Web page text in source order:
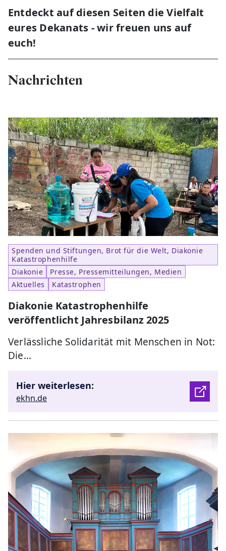
Entdeckt auf diesen Seiten die Vielfalt
eures Dekanats - wir freuen uns auf
euch!
Nachrichten
Spenden und Stiftungen, Brot für die Welt, Diakonie
Katastrophenhilfe
Diakonie
Presse, Pressemitteilungen, Medien
Aktuelles
Katastrophen
Diakonie Katastrophenhilfe
veröffentlicht Jahresbilanz 2025
Verlässliche Solidarität mit Menschen in Not:
Die…
Hier weiterlesen:
ekhn.de